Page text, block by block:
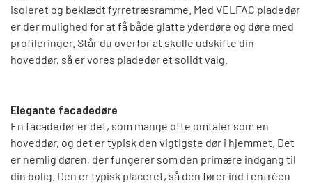
isoleret og beklædt fyrretræsramme. Med VELFAC pladedør
er der mulighed for at få både glatte yderdøre og døre med
profileringer. Står du overfor at skulle udskifte din
hoveddør, så er vores pladedør et solidt valg.
Elegante facadedøre
En facadedør er det, som mange ofte omtaler som en
hoveddør, og det er typisk den vigtigste dør i hjemmet. Det
er nemlig døren, der fungerer som den primære indgang til
din bolig. Den er typisk placeret, så den fører ind i entréen